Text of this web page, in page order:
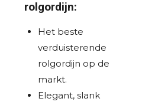
rolgordijn:
Het beste
verduisterende
rolgordijn op de
markt.
Elegant, slank